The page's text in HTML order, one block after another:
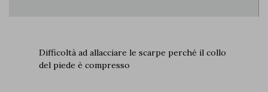
Difficoltà ad allacciare le scarpe perché il collo
del piede è compresso